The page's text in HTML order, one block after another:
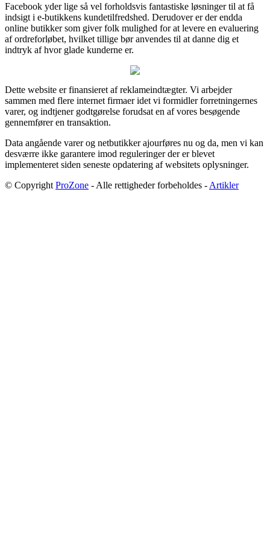
Facebook yder lige så vel forholdsvis fantastiske løsninger til at få
indsigt i e-butikkens kundetilfredshed. Derudover er der endda
online butikker som giver folk mulighed for at levere en evaluering
af ordreforløbet, hvilket tillige bør anvendes til at danne dig et
indtryk af hvor glade kunderne er.
Dette website er finansieret af reklameindtægter. Vi arbejder
sammen med flere internet firmaer idet vi formidler forretningernes
varer, og indtjener godtgørelse forudsat en af vores besøgende
gennemfører en transaktion.
Data angående varer og netbutikker ajourføres nu og da, men vi kan
desværre ikke garantere imod reguleringer der er blevet
implementeret siden seneste opdatering af websitets oplysninger.
© Copyright ProZone - Alle rettigheder forbeholdes - Artikler